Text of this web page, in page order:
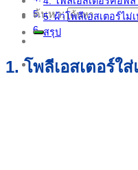
ค้นหา:
5. ผ้าโพลีเอสเตอร์ไม่
สรุป
1. โพลีเอสเตอร์ใ